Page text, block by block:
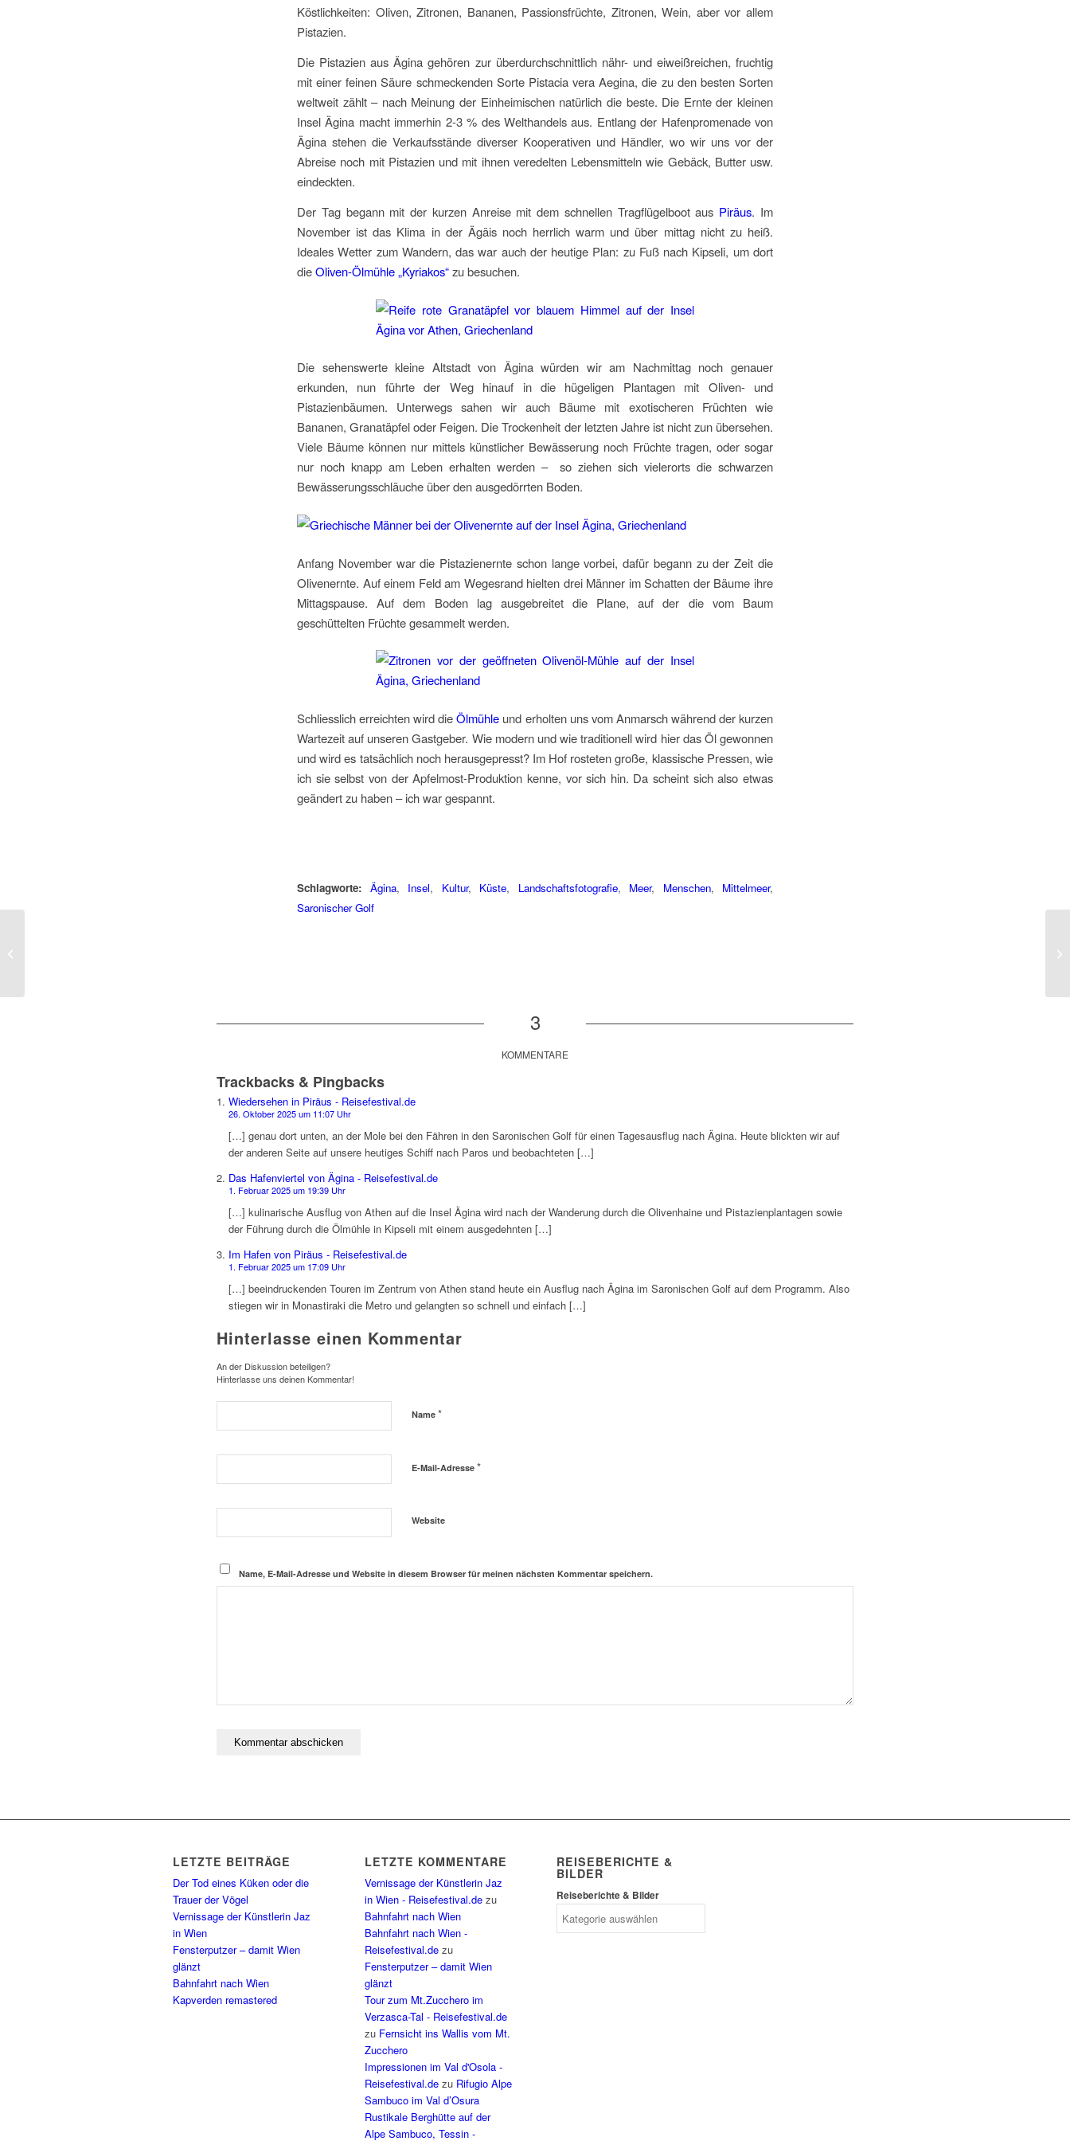
Köstlichkeiten: Oliven, Zitronen, Bananen, Passionsfrüchte, Zitronen, Wein, aber vor allem
Pistazien.
Die Pistazien aus Ägina gehören zur überdurchschnittlich nähr- und eiweißreichen, fruchtig
mit einer feinen Säure schmeckenden Sorte Pistacia vera Aegina,die zu den besten Sorten
weltweit zählt – nach Meinung der Einheimischen natürlich die beste. Die Ernte der kleinen
Insel Ägina macht immerhin 2-3 % des Welthandels aus. Entlang der Hafenpromenade von
Ägina stehen die Verkaufsstände diverser Kooperativen und Händler, wo wir uns vor der
Abreise noch mit Pistazien und mit ihnen veredelten Lebensmitteln wie Gebäck, Butter usw.
eindeckten.
Der Tag begann mit der kurzen Anreise mit dem schnellen Tragflügelboot aus Piräus. Im
November ist das Klima in der Ägäis noch herrlich warm und über mittag nicht zu heiß.
Ideales Wetter zum Wandern, das war auch der heutige Plan: zu Fuß nach Kipseli, um dort
dieOliven-Ölmühle „Kyriakos“zu besuchen.
Die sehenswerte kleine Altstadt von Ägina würden wir am Nachmittag noch genauer
erkunden, nun führte der Weg hinauf in die hügeligen Plantagen mit Oliven- und
Pistazienbäumen. Unterwegs sahen wir auch Bäume mit exotischeren Früchten wie
Bananen, Granatäpfel oder Feigen. Die Trockenheit der letzten Jahre ist nicht zun übersehen.
Viele Bäume können nur mittels künstlicher Bewässerung noch Früchte tragen, oder sogar
nur noch knapp am Leben erhalten werden – so ziehen sich vielerorts die schwarzen
Bewässerungsschläuche über den ausgedörrten Boden.
Anfang November war die Pistazienernte schon lange vorbei, dafür begann zu der Zeit die
Olivenernte. Auf einem Feld am Wegesrand hielten drei Männer im Schatten der Bäume ihre
Mittagspause. Auf dem Boden lag ausgebreitet die Plane, auf der die vom Baum
geschüttelten Früchte gesammelt werden.
Schliesslich erreichten wird dieÖlmühle und erholten uns vom Anmarsch während der kurzen
Wartezeit auf unseren Gastgeber. Wie modern und wie traditionell wird hier das Öl gewonnen
und wird es tatsächlich noch herausgepresst? Im Hof rosteten große, klassische Pressen, wie
ich sie selbst von der Apfelmost-Produktion kenne, vor sich hin. Da scheint sich also etwas
geändert zu haben – ich war gespannt.
Schlagworte: Ägina, Insel, Kultur, Küste, Landschaftsfotografie, Meer, Menschen, Mittelmeer,
Saronischer Golf
3
KOMMENTARE
Trackbacks & Pingbacks
Wiedersehen in Piräus - Reisefestival.de
26. Oktober 2025 um 11:07 Uhr
[…] genau dort unten, an der Mole bei den Fähren in den Saronischen Golf für einen Tagesausflug nach Ägina. Heute blickten wir auf
der anderen Seite auf unsere heutiges Schiff nach Paros und beobachteten […]
Das Hafenviertel von Ägina - Reisefestival.de
1. Februar 2025 um 19:39 Uhr
[…] kulinarische Ausflug von Athen auf die Insel Ägina wird nach der Wanderung durch die Olivenhaine und Pistazienplantagen sowie
der Führung durch die Ölmühle in Kipseli mit einem ausgedehnten […]
Im Hafen von Piräus - Reisefestival.de
1. Februar 2025 um 17:09 Uhr
[…] beeindruckenden Touren im Zentrum von Athen stand heute ein Ausflug nach Ägina im Saronischen Golf auf dem Programm. Also
stiegen wir in Monastiraki die Metro und gelangten so schnell und einfach […]
Hinterlasse einen Kommentar
An der Diskussion beteiligen?
Hinterlasse uns deinen Kommentar!
Name *
E-Mail-Adresse *
Website
Name, E-Mail-Adresse und Website in diesem Browser für meinen nächsten Kommentar speichern.
LETZTE BEITRÄGE
Der Tod eines Küken oder die
Trauer der Vögel
Vernissage der Künstlerin Jaz
in Wien
Fensterputzer – damit Wien
glänzt
Bahnfahrt nach Wien
Kapverden remastered
LETZTE KOMMENTARE
Vernissage der Künstlerin Jaz
in Wien - Reisefestival.de zu
Bahnfahrt nach Wien
Bahnfahrt nach Wien -
Reisefestival.de zu
Fensterputzer – damit Wien
glänzt
Tour zum Mt.Zucchero im
Verzasca-Tal - Reisefestival.de
zu Fernsicht ins Wallis vom Mt.
Zucchero
Impressionen im Val d'Osola -
Reisefestival.de zu Rifugio Alpe
Sambuco im Val d’Osura
Rustikale Berghütte auf der
Alpe Sambuco, Tessin -
REISEBERICHTE &
BILDER
Reiseberichte & Bilder